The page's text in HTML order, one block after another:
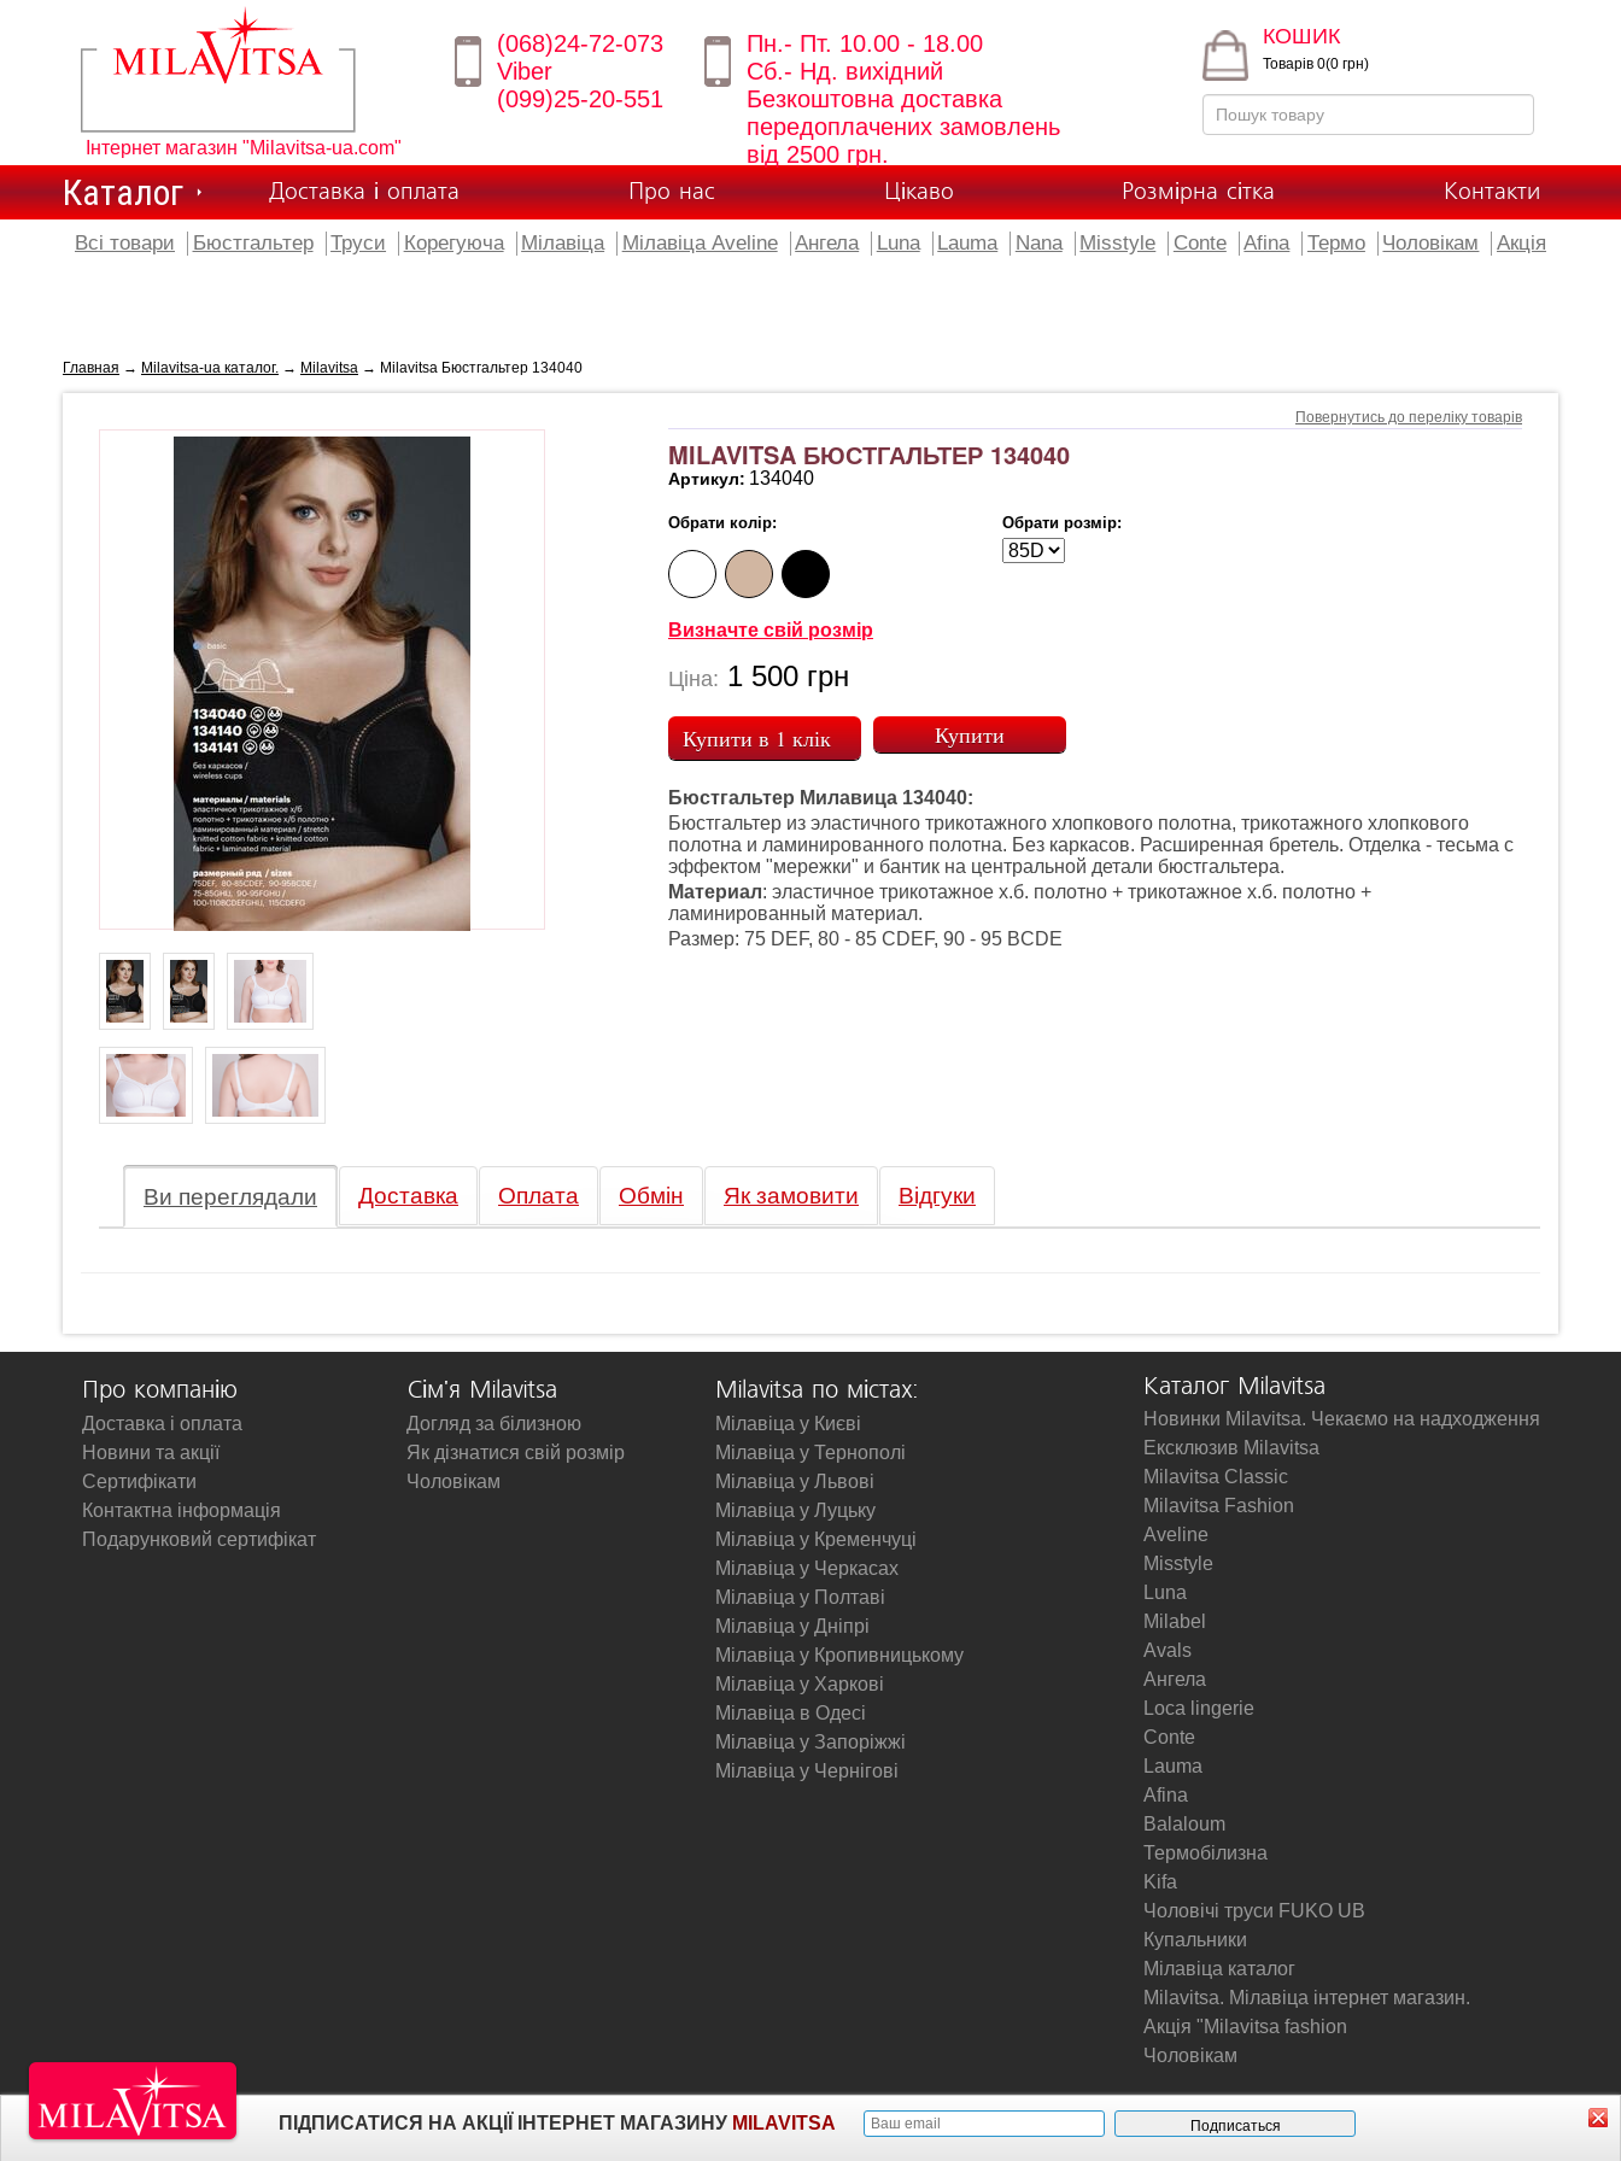
Інтернет магазин "Milavitsa-ua.com"
(068)24-72-073
Viber
(099)25-20-551
Пн.- Пт. 10.00 - 18.00
Сб.- Нд. вихідний
Безкоштовна доставка
передоплачених замовлень
від 2500 грн.
КОШИК
Товарів 0(0 грн)
Каталог Доставка і оплата Про нас Цікаво Розмірна сітка Контакти
Всі товари Бюстгальтер Труси Корегуюча Мілавіца Мілавіца Aveline Ангела Luna Lauma Nana Misstyle Conte Afina Термо Чоловікам Акція
Главная → Milavitsa-ua каталог. → Milavitsa → Milavitsa Бюстгальтер 134040
Повернутись до переліку товарів
MILAVITSA БЮСТГАЛЬТЕР 134040
Артикул: 134040
Обрати колір: Обрати розмір:
Визначте свій розмір
Ціна: 1 500 грн
Купити в 1 клік
Бюстгальтер Милавица 134040:
Бюстгальтер из эластичного трикотажного хлопкового полотна, трикотажного хлопкового
полотна и ламинированного полотна. Без каркасов. Расширенная бретель. Отделка - тесьма с
эффектом "мережки" и бантик на центральной детали бюстгальтера.
Материал: эластичное трикотажное х.б. полотно + трикотажное х.б. полотно +
ламинированный материал.
Размер: 75 DEF, 80 - 85 CDEF, 90 - 95 BCDE
Ви переглядали Доставка Оплата Обмін Як замовити Відгуки
Про компанію
Доставка і оплата
Новини та акції
Сертифікати
Контактна інформація
Подарунковий сертифікат
Сім'я Milavitsa
Догляд за білизною
Як дізнатися свій розмір
Чоловікам
Milavitsa по містах:
Мілавіца у Києві
Мілавіца у Тернополі
Мілавіца у Львові
Мілавіца у Луцьку
Мілавіца у Кременчуці
Мілавіца у Черкасах
Мілавіца у Полтаві
Мілавіца у Дніпрі
Мілавіца у Кропивницькому
Мілавіца у Харкові
Мілавіца в Одесі
Мілавіца у Запоріжжі
Мілавіца у Чернігові
Каталог Milavitsa
Новинки Milavitsa. Чекаємо на надходження
Ексклюзив Milavitsa
Milavitsa Classic
Milavitsa Fashion
Aveline
Misstyle
Luna
Milabel
Avals
Ангела
Loca lingerie
Conte
Lauma
Afina
Balaloum
Термобілизна
Kifa
Чоловічі труси FUKO UB
Купальники
Мілавіца каталог
Milavitsa. Мілавіца інтернет магазин.
Акція "Milavitsa fashion
Чоловікам
ПІДПИСАТИСЯ НА АКЦІЇ ІНТЕРНЕТ МАГАЗИНУ MILAVITSA
© Milavitsa.